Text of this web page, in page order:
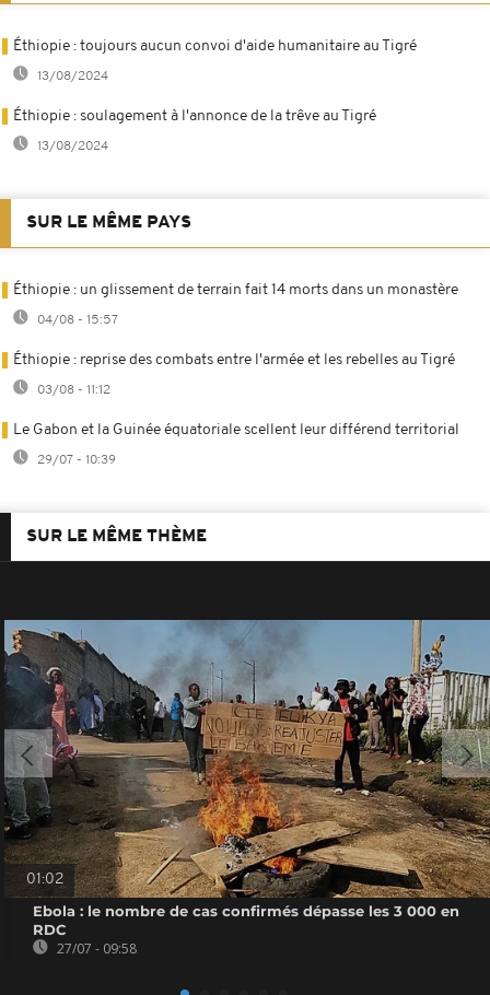
Éthiopie : toujours aucun convoi d'aide humanitaire au Tigré
13/08/2024
Éthiopie : soulagement à l'annonce de la trêve au Tigré
13/08/2024
SUR LE MÊME PAYS
Éthiopie : un glissement de terrain fait 14 morts dans un monastère
04/08 - 15:57
Éthiopie : reprise des combats entre l'armée et les rebelles au Tigré
03/08 - 11:12
Le Gabon et la Guinée équatoriale scellent leur différend territorial
29/07 - 10:39
SUR LE MÊME THÈME
01:02
Ebola : le nombre de cas confirmés dépasse les 3 000 en
RDC
27/07 - 09:58